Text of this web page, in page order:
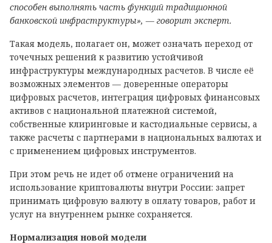
способен выполнять часть функций традиционной
банковской инфраструктуры», — говорит эксперт.
Такая модель, полагает он, может означать переход от
точечных решений к развитию устойчивой
инфраструктуры международных расчетов. В числе её
возможных элементов — доверенные операторы
цифровых расчетов, интеграция цифровых финансовых
активов с национальной платежной системой,
собственные клиринговые и кастодиальные сервисы, а
также расчеты с партнерами в национальных валютах и
с применением цифровых инструментов.
При этом речь не идет об отмене ограничений на
использование криптовалюты внутри России: запрет
принимать цифровую валюту в оплату товаров, работ и
услуг на внутреннем рынке сохраняется.
Нормализация новой модели